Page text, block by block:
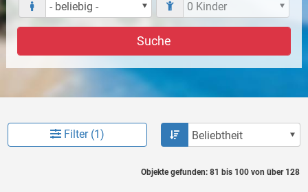
Suche
Filter (1)
Objekte gefunden: 81 bis 100 von über 128